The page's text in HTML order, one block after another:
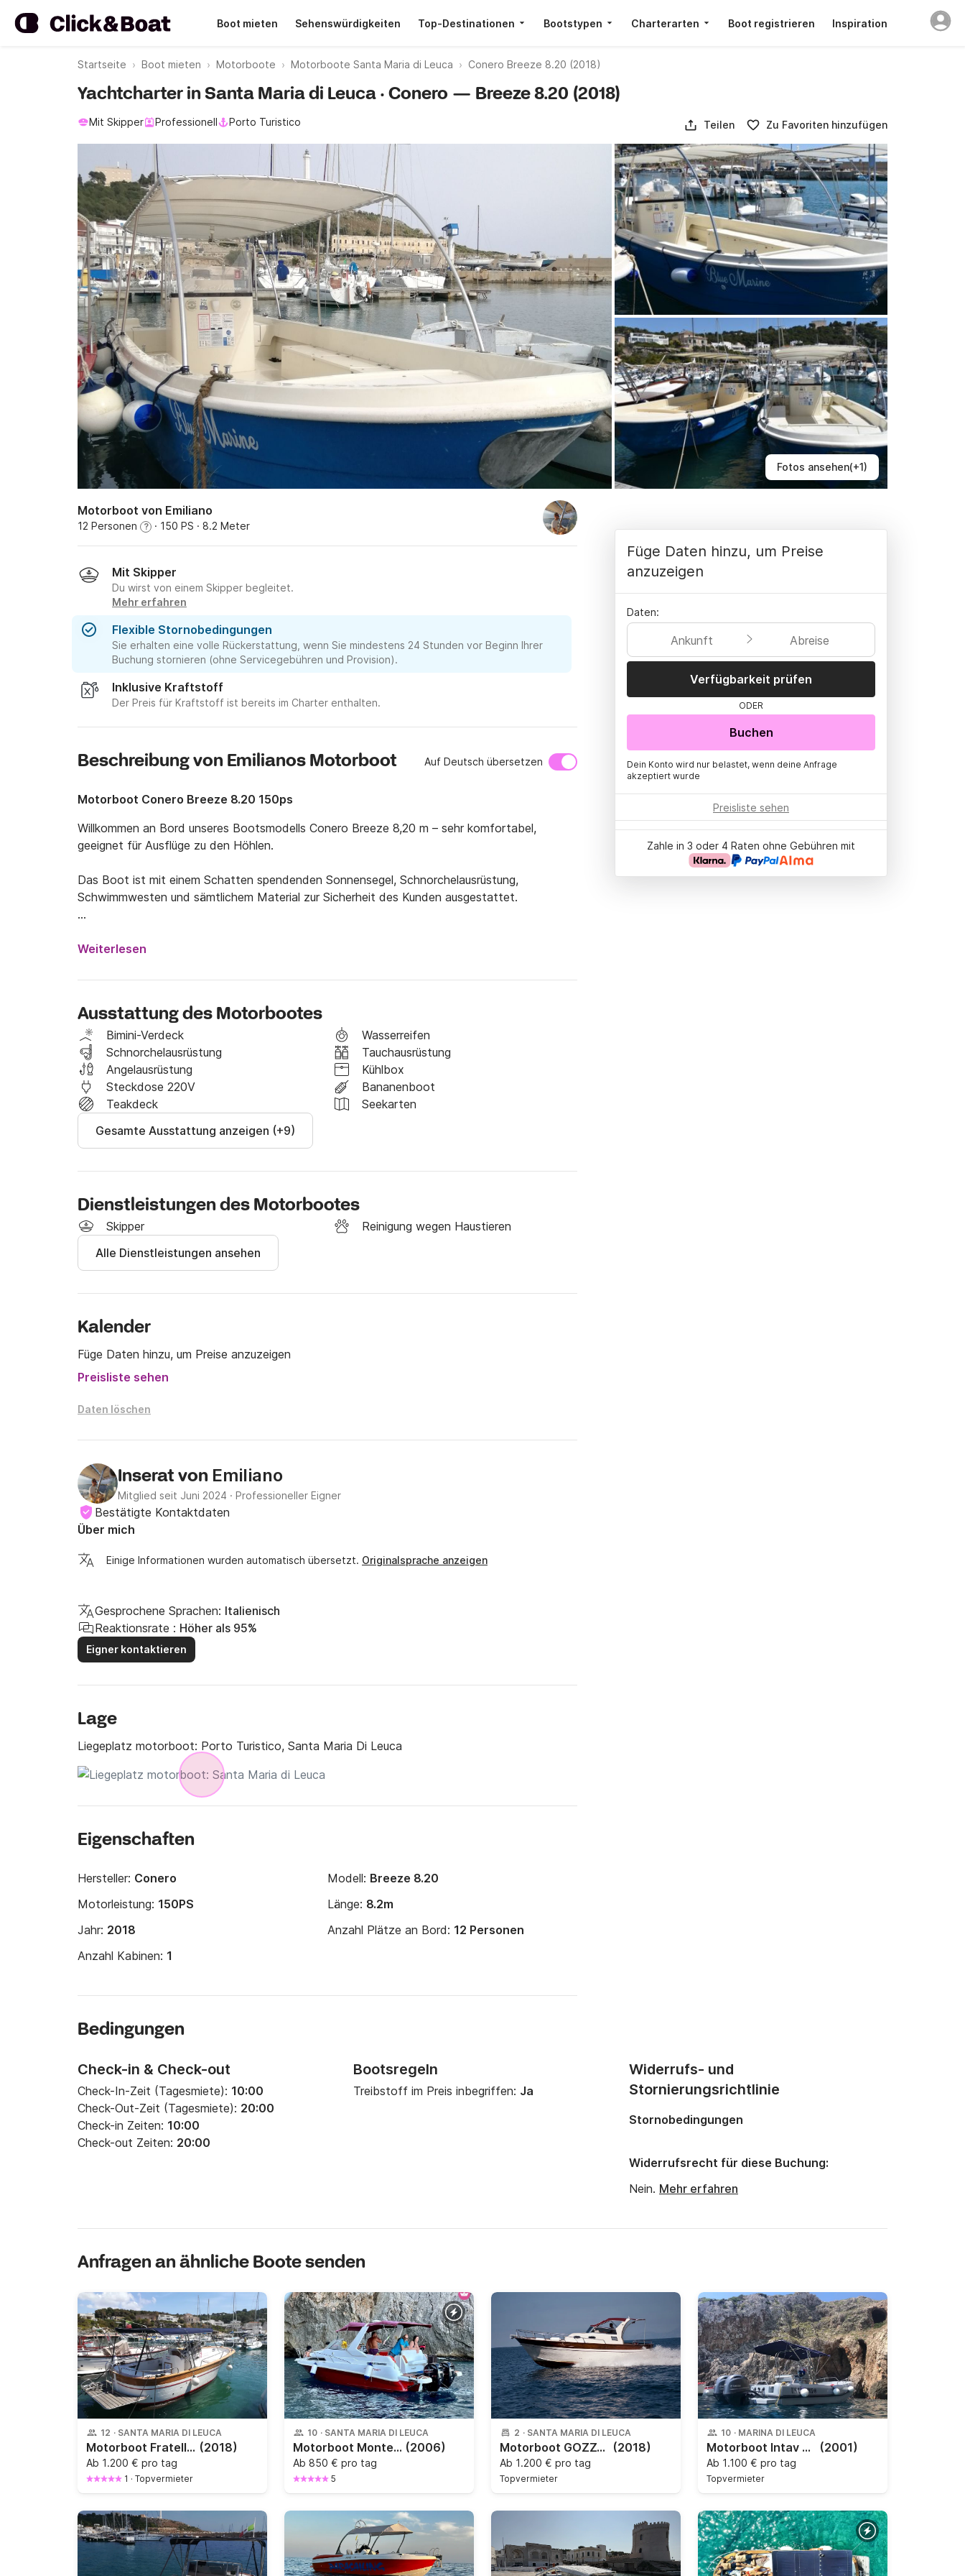
Boot mieten Sehenswürdigkeiten Top-Destinationen Bootstypen Charterarten Boot registrieren Inspiration
Startseite Boot mieten Motorboote Motorboote Santa Maria di Leuca Conero Breeze 8.20 (2018)
Fotos ansehen(+1)
Yachtcharter in Santa Maria di Leuca · Conero — Breeze 8.20 (2018)
Mit Skipper Professionell Porto Turistico Teilen Zu Favoriten hinzufügen
Motorboot von Emiliano
12 Personen ? · 150 PS · 8.2 Meter
Mit Skipper
Du wirst von einem Skipper begleitet.
Mehr erfahren
Flexible Stornobedingungen
Sie erhalten eine volle Rückerstattung, wenn Sie mindestens 24 Stunden vor Beginn Ihrer
Buchung stornieren (ohne Servicegebühren und Provision).
Inklusive Kraftstoff
Der Preis für Kraftstoff ist bereits im Charter enthalten.
Beschreibung von Emilianos Motorboot Auf Deutsch übersetzen
Motorboot Conero Breeze 8.20 150ps
Willkommen an Bord unseres Bootsmodells Conero Breeze 8,20 m – sehr komfortabel,
geeignet für Ausflüge zu den Höhlen.
Das Boot ist mit einem Schatten spendenden Sonnensegel, Schnorchelausrüstung,
Schwimmwesten und sämtlichem Material zur Sicherheit des Kunden ausgestattet.
an. Wenn Sie sich für unsere Boote entscheiden, erleben Sie eine Tour in völliger Sicherheit
erwarten Sie an Bord!
Kontaktieren Sie mich unter Click&Boat, um dieses wunderbare Boot zu buchen und einen
unvergesslichen Tag zu erleben!!
Maximal 12 Personen an Bord, Treibstoff ist im Preis inbegriffen
Weiterlesen
Ausstattung des Motorbootes
Bimini-Verdeck
Wasserreifen
Schnorchelausrüstung
Tauchausrüstung
Angelausrüstung
Kühlbox
Steckdose 220V
Bananenboot
Teakdeck
Seekarten
Gesamte Ausstattung anzeigen (+9)
Dienstleistungen des Motorbootes
Skipper
Reinigung wegen Haustieren
Alle Dienstleistungen ansehen
Kalender
Füge Daten hinzu, um Preise anzuzeigen
Preisliste sehen
Daten löschen
Inserat von Emiliano
Mitglied seit Juni 2024 · Professioneller Eigner
Bestätigte Kontaktdaten
Über mich
Einige Informationen wurden automatisch übersetzt. Originalsprache anzeigen
Gesprochene Sprachen: Italienisch
Reaktionsrate : Höher als 95%
Eigner kontaktieren
Lage
Liegeplatz motorboot: Porto Turistico, Santa Maria Di Leuca
Eigenschaften
Hersteller: Conero Modell: Breeze 8.20
Motorleistung: 150PS Länge: 8.2m
Jahr: 2018 Anzahl Plätze an Bord: 12 Personen
Anzahl Kabinen: 1
Füge Daten hinzu, um Preise
anzuzeigen
Daten:
Ankunft Abreise
Verfügbarkeit prüfen
ODER
Buchen
Dein Konto wird nur belastet, wenn deine Anfrage
akzeptiert wurde
Preisliste sehen
Zahle in 3 oder 4 Raten ohne Gebühren mit
Bedingungen
Check-in & Check-out
Check-In-Zeit (Tagesmiete): 10:00
Check-Out-Zeit (Tagesmiete): 20:00
Check-in Zeiten: 10:00
Check-out Zeiten: 20:00
Bootsregeln
Treibstoff im Preis inbegriffen: Ja
Widerrufs- und
Stornierungsrichtlinie
Stornobedingungen
Widerrufsrecht für diese Buchung:
Nein. Mehr erfahren
Anfragen an ähnliche Boote senden
12 · SANTA MARIA DI LEUCA
Motorboot Fratelli Mileo Leucosia 28 230PS (2018)
Ab 1.200 € pro tag
1 · Topvermieter
10 · SANTA MARIA DI LEUCA
Motorboot Monterey 800 140PS (2006)
Ab 850 € pro tag
5
2 · SANTA MARIA DI LEUCA
Motorboot GOZZO CILENTO 32 MID CABIN 230PS (2018)
Ab 1.200 € pro tag
Topvermieter
10 · MARINA DI LEUCA
Motorboot Intav Blob 75 230PS (2001)
Ab 1.100 € pro tag
Topvermieter